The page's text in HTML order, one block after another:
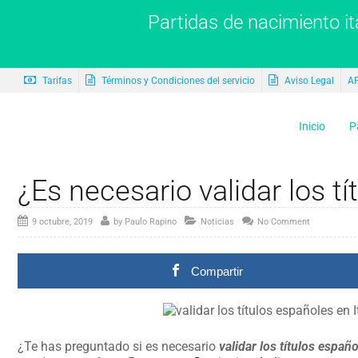
Partidas de nacimiento
Tarifas Términos y Condiciones del servicio Aviso Legal
Inicio
¿Es necesario validar los
9 octubre, 2019 by Paulo Rapino Noticias No Comment
Compartir
¿Te has preguntado si es necesario validar los títulos